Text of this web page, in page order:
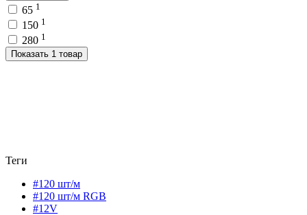
65 1
150 1
280 1
Показать 1 товар
Теги
#120 шт/м
#120 шт/м RGB
#12V